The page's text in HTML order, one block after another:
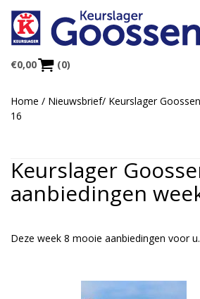
€0,00 (0)
Home / Nieuwsbrief/ Keurslager
16
Keurslager
aanbiedingen
Deze week 8 mooie aanbiedingen voor u.